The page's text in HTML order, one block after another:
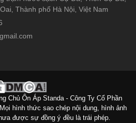
Thành phố Hà Nội, Việt Nam
Chủ Ổn Áp Standa - Công Ty Cổ Phần
hình thức sao chép nội dung, hình ảnh
được sự đồng ý đều là trái phép.